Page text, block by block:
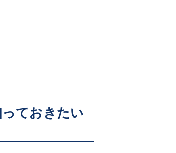
ておきたい